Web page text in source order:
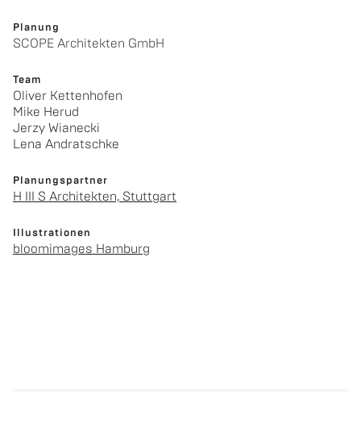
Pla­nung
SCOPE Ar­chi­tek­ten GmbH
Team
Oli­ver Ket­ten­ho­fen
Mike Herud
Jerzy Wian­ecki
Lena An­d­ratsch­ke
Pla­nungs­part­ner
H III S Ar­chi­tek­ten, Stutt­gart
Il­lus­tra­tio­nen
bloo­mi­mages Ham­burg